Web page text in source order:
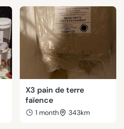
X3 pain de terre
faïence
1 month 343km